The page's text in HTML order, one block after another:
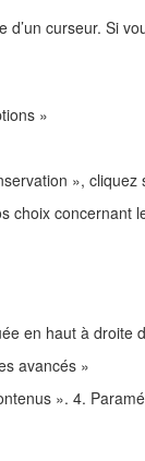
curseur. Si
»
»,
en haut à droite
avancés »
». 4.